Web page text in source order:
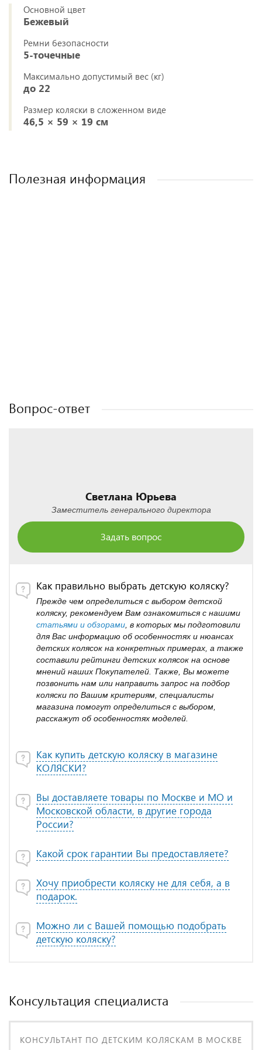
Основной цвет
Бежевый
Ремни безопасности
5-точечные
Максимально допустимый вес (кг)
до 22
Размер коляски в сложенном виде
46,5 × 59 × 19 см
Полезная информация
Вопрос-ответ
Светлана Юрьева
Заместитель генерального директора
Задать вопрос
Как правильно выбрать детскую коляску?
Прежде чем определиться с выбором детской
коляску, рекомендуем Вам ознакомиться с нашими
статьями и обзорами , в которых мы подготовили
для Вас информацию об особенностях и нюансах
детских колясок на конкретных примерах, а также
составили рейтинги детских колясок на основе
мнений наших Покупателей. Также, Вы можете
позвонить нам или направить запрос на подбор
коляски по Вашим критериям, специалисты
магазина помогут определиться с выбором,
расскажут об особенностях моделей.
Как купить детскую коляску в магазине
КОЛЯСКИ?
Вы доставляете товары по Москве и МО и
Московской области, в другие города
России?
Какой срок гарантии Вы предоставляете?
Хочу приобрести коляску не для себя, а в
подарок.
Можно ли с Вашей помощью подобрать
детскую коляску?
Консультация специалиста
КОНСУЛЬТАНТ ПО ДЕТСКИМ КОЛЯСКАМ В МОСКВЕ